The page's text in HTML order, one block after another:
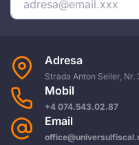
Adresa
Strada Anton Seiler, Nr.
Mobil
+4 074.543.02.87
Email